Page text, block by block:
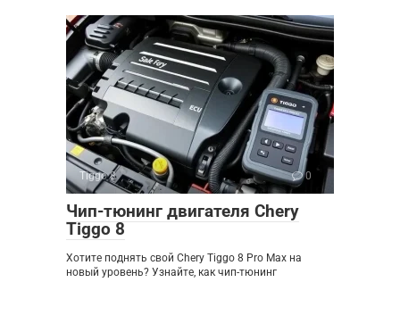
Tiggo 8 0
Чип-тюнинг двигателя Chery
Tiggo 8
Хотите поднять свой Chery Tiggo 8 Pro Max на
новый уровень? Узнайте, как чип-тюнинг